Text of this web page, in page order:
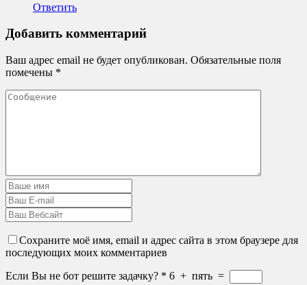
Ответить
Добавить комментарий
Ваш адрес email не будет опубликован. Обязательные поля
помечены *
Сохраните моё имя, email и адрес сайта в этом браузере для
последующих моих комментариев
Если Вы не бот решите задачку? * 6 + пять =